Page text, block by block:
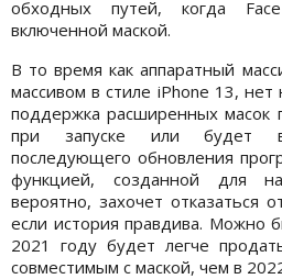
обходных путей, когда
включенной маской.
В то время как аппаратный
массивом в стиле iPhone 13,
поддержка расширенных масок
при запуске или будет
последующего обновления
функцией, созданной для
вероятно, захочет отказаться
если история правдива. Можно
2021 году будет легче
совместимым с маской, чем в